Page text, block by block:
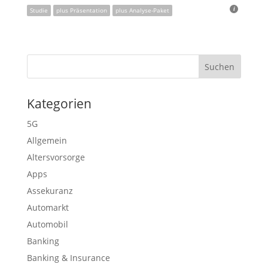
Studie plus Präsentation plus Analyse-Paket
Kategorien
5G
Allgemein
Altersvorsorge
Apps
Assekuranz
Automarkt
Automobil
Banking
Banking & Insurance